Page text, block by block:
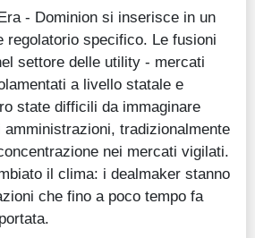
- Dominion si inserisce in un
regolatorio specifico. Le fusioni
settore delle utility - mercati
a livello statale e
state difficili da immaginare
tradizionalmente
nei mercati vigilati.
il clima: i dealmaker stanno
che fino a poco tempo fa